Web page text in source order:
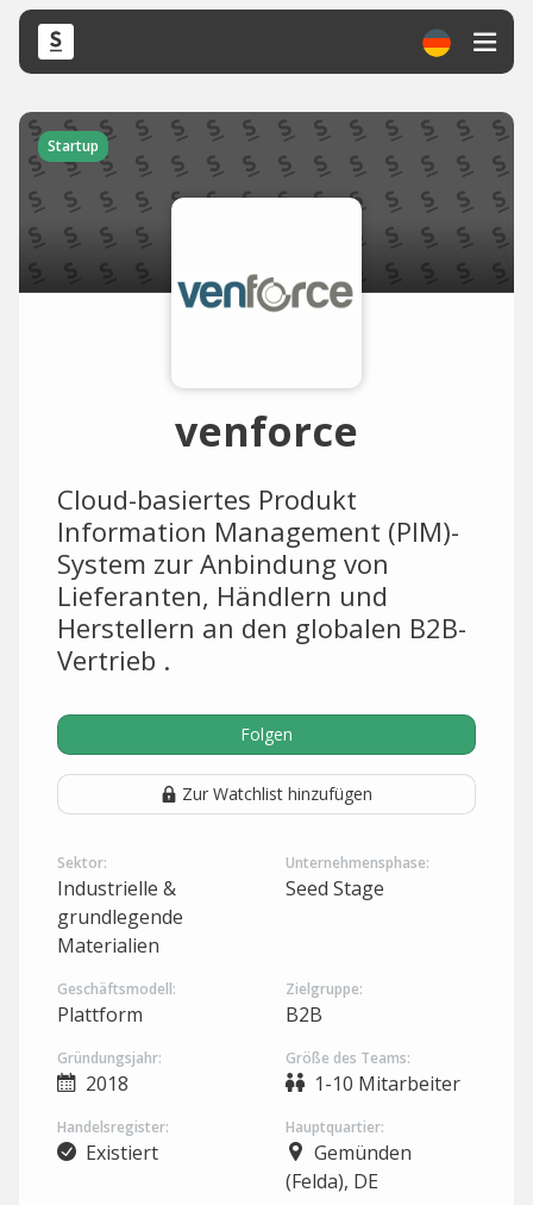
Startup
venforce
Cloud-basiertes Produkt
Information Management (PIM)-
System zur Anbindung von
Lieferanten, Händlern und
Herstellern an den globalen B2B-
Vertrieb .
Folgen
Zur Watchlist hinzufügen
Sektor:
Industrielle &
grundlegende
Materialien
Unternehmensphase:
Seed Stage
Geschäftsmodell:
Plattform
Zielgruppe:
B2B
Gründungsjahr:
2018
Größe des Teams:
1-10 Mitarbeiter
Handelsregister:
Existiert
Hauptquartier:
Gemünden
(Felda), DE